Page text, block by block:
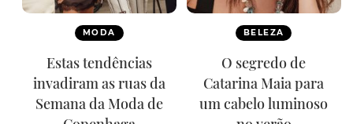
MODA
Estas tendências
invadiram as ruas da
Semana da Moda de
BELEZA
O segredo de
Catarina Maia para
um cabelo luminoso